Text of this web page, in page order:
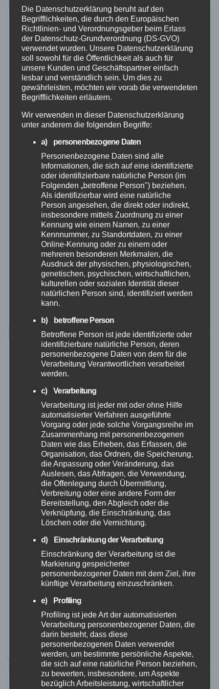
FEUERWEHR POLIZEI RETTUNGSDIENST WESTERWALD
Schwerer Verkehrsunfall an
Anschlussstelle Ransbach-
Baumbach – Frau schwer verletzt
22. SEP. 2024
Am Freitag, den 20.09.2024, gegen 07:46 Uhr
ereignete sich auf der L 307 in Höhe der Einmündung
zur Anschlussstelle Ransbach-Baumbach (BAB3,
Richtung Köln) ein schwerer Verkehrsunfall. Ein
Autofahrer, der die…
MAYEN-KOBLENZ POLIZEI RETTUNGSDIENST
Schwerer Verkehrsunfall auf der
B262 – Motorradfahrer schwer
verletzt
22. SEP. 2024
Am 20.09.2024 ereignete sich gegen 17:15 Uhr ein
schwerer Verkehrsunfall auf der B262 zwischen
Mayen und der Auffahrt zur A48. Nach ersten
Ermittlungen fuhr ein PKW auf der linken Spur…
Die Datenschutzerklärung beruht auf den
Begrifflichkeiten, die durch den Europäischen
Richtlinien- und Verordnungsgeber beim Erlass
der Datenschutz-Grundverordnung (DS-GVO)
verwendet wurden. Unsere Datenschutzerklärung
soll sowohl für die Öffentlichkeit als auch für
unsere Kunden und Geschäftspartner einfach
lesbar und verständlich sein. Um dies zu
gewährleisten, möchten wir vorab die verwendeten
Begrifflichkeiten erläutern.
Wir verwenden in dieser Datenschutzerklärung
unter anderem die folgenden Begriffe:
a) personenbezogene Daten
Personenbezogene Daten sind alle
Informationen, die sich auf eine identifizierte
oder identifizierbare natürliche Person (im
Folgenden „betroffene Person") beziehen.
Als identifizierbar wird eine natürliche
Person angesehen, die direkt oder indirekt,
insbesondere mittels Zuordnung zu einer
Kennung wie einem Namen, zu einer
Kennnummer, zu Standortdaten, zu einer
Online-Kennung oder zu einem oder
mehreren besonderen Merkmalen, die
Ausdruck der physischen, physiologischen,
genetischen, psychischen, wirtschaftlichen,
kulturellen oder sozialen Identität dieser
natürlichen Person sind, identifiziert werden
kann.
b) betroffene Person
Betroffene Person ist jede identifizierte oder
identifizierbare natürliche Person, deren
personenbezogene Daten von dem für die
Verarbeitung Verantwortlichen verarbeitet
werden.
c) Verarbeitung
Verarbeitung ist jeder mit oder ohne Hilfe
automatisierter Verfahren ausgeführte
Vorgang oder jede solche Vorgangsreihe im
Zusammenhang mit personenbezogenen
Daten wie das Erheben, das Erfassen, die
Organisation, das Ordnen, die Speicherung,
die Anpassung oder Veränderung, das
Auslesen, das Abfragen, die Verwendung,
die Offenlegung durch Übermittlung,
Verbreitung oder eine andere Form der
Bereitstellung, den Abgleich oder die
Verknüpfung, die Einschränkung, das
Löschen oder die Vernichtung.
d) Einschränkung der Verarbeitung
Einschränkung der Verarbeitung ist die
Markierung gespeicherter
personenbezogener Daten mit dem Ziel, ihre
künftige Verarbeitung einzuschränken.
e) Profiling
Profiling ist jede Art der automatisierten
Verarbeitung personenbezogener Daten, die
darin besteht, dass diese
personenbezogenen Daten verwendet
werden, um bestimmte persönliche Aspekte,
die sich auf eine natürliche Person beziehen,
zu bewerten, insbesondere, um Aspekte
bezüglich Arbeitsleistung, wirtschaftlicher